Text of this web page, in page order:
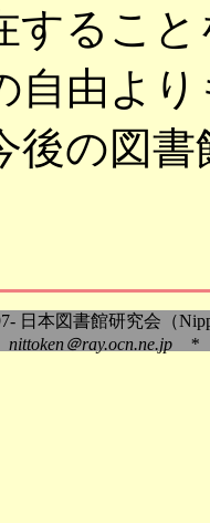
するこ
自由よ
後の図
日本図書館研究会（
nittoken＠ray.ocn.ne.jp *